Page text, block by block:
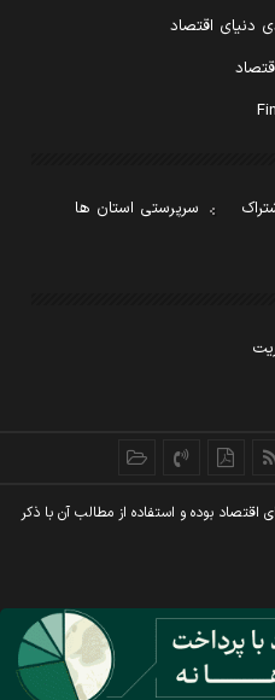
دنیای اقتصاد
سرپرستی استان ها
بوده و استفاده از مطالب آن با ذکر